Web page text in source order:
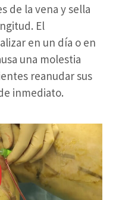
de la vena y sella
El
en un día o en
una molestia
reanudar sus
inmediato.